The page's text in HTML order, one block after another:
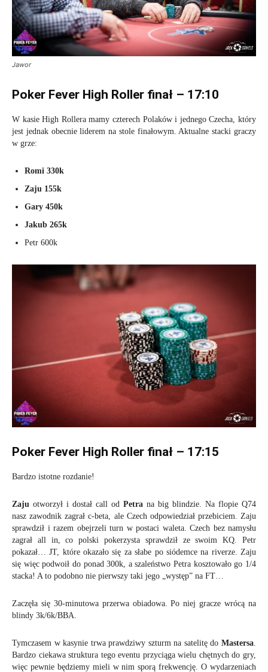
Jawor
Poker Fever High Roller finał – 17:10
W kasie High Rollera mamy czterech Polaków i jednego Czecha, który
jest jednak obecnie liderem na stole finałowym. Aktualne stacki graczy
w grze:
Romi 330k
Zaju 155k
Gary 450k
Jakub 265k
Petr 600k
Poker Fever High Roller finał – 17:15
Bardzo istotne rozdanie!
Zaju otworzył i dostał call od Petra na big blindzie. Na flopie Q74
nasz zawodnik zagrał c-beta, ale Czech odpowiedział przebiciem. Zaju
sprawdził i razem obejrzeli turn w postaci waleta. Czech bez namysłu
zagrał all in, co polski pokerzysta sprawdził ze swoim KQ. Petr
pokazał… JT, które okazało się za słabe po siódemce na riverze. Zaju
się więc podwoił do ponad 300k, a szaleństwo Petra kosztowało go 1/4
stacka! A to podobno nie pierwszy taki jego „występ” na FT…
Zaczęła się 30-minutowa przerwa obiadowa. Po niej gracze wrócą na
blindy 3k/6k/BBA.
Tymczasem w kasynie trwa prawdziwy szturm na satelitę do Mastersa
Bardzo ciekawa struktura tego eventu przyciąga wielu chętnych do gry,
więc pewnie będziemy mieli w nim sporą frekwencję. O wydarzeniach